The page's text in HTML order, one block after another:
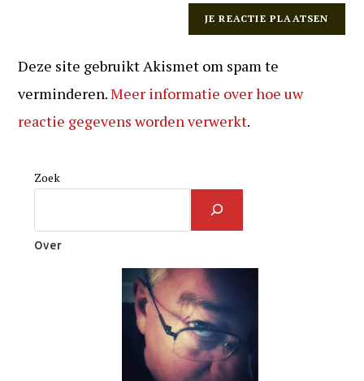
Deze site gebruikt Akismet om spam te
verminderen.Meer informatie over hoe uw
reactie gegevens worden verwerkt.
Zoek
Over